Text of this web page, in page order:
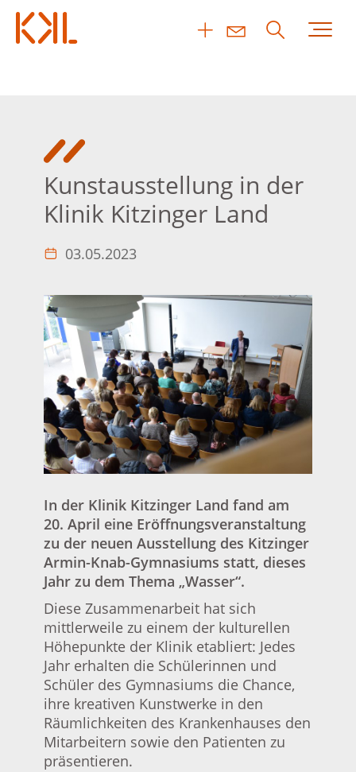
Kunstausstellung in der
Klinik Kitzinger Land
03.05.2023
In der Klinik Kitzinger Land fand am
20. April eine Eröffnungsveranstaltung
zu der neuen Ausstellung des Kitzinger
Armin-Knab-Gymnasiums statt, dieses
Jahr zu dem Thema „Wasser“.
Diese Zusammenarbeit hat sich
mittlerweile zu einem der kulturellen
Höhepunkte der Klinik etabliert: Jedes
Jahr erhalten die Schülerinnen und
Schüler des Gymnasiums die Chance,
ihre kreativen Kunstwerke in den
Räumlichkeiten des Krankenhauses den
Mitarbeitern sowie den Patienten zu
präsentieren.